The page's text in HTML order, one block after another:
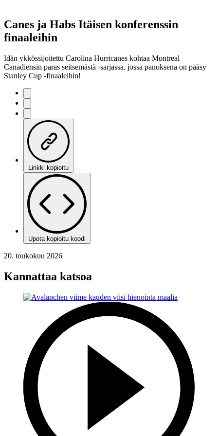
Canes ja Habs Itäisen konferenssin
finaaleihin
Idän ykkössijoitettu Carolina Hurricanes kohtaa Montreal
Canadiensin paras seitsemästä -sarjassa, jossa panoksena on pääsy
Stanley Cup -finaaleihin!
Linkki kopioitu
Upota kopioitu koodi
20. toukokuu 2026
Kannattaa katsoa